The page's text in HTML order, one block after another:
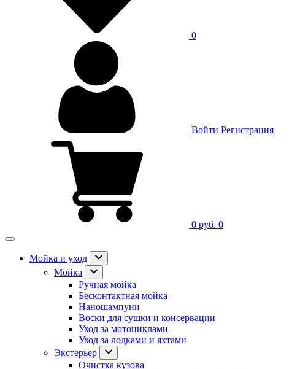
0
Войти Регистрация
0 руб. 0
Мойка и уход
Мойка
Ручная мойка
Бесконтактная мойка
Наношампуни
Воски для сушки и консервации
Уход за мотоциклами
Уход за лодками и яхтами
Экстерьер
Очистка кузова